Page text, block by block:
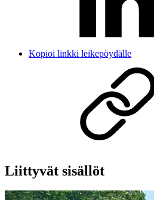
Kopioi linkki leikepöydälle
Liittyvät sisällöt